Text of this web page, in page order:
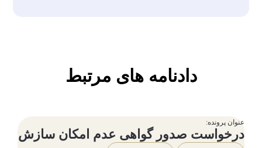
دادنامه های مرتبط
عنوان پرونده:
درخواست صدور گواهی عدم امکان سازش